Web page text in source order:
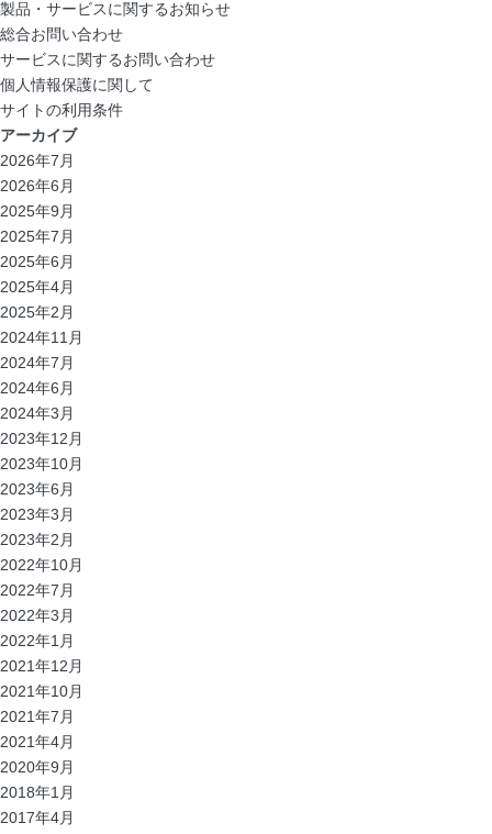
製品・サービスに関するお知らせ
総合お問い合わせ
サービスに関するお問い合わせ
個人情報保護に関して
サイトの利用条件
アーカイブ
2026年7月
2026年6月
2025年9月
2025年7月
2025年6月
2025年4月
2025年2月
2024年11月
2024年7月
2024年6月
2024年3月
2023年12月
2023年10月
2023年6月
2023年3月
2023年2月
2022年10月
2022年7月
2022年3月
2022年1月
2021年12月
2021年10月
2021年7月
2021年4月
2020年9月
2018年1月
2017年4月